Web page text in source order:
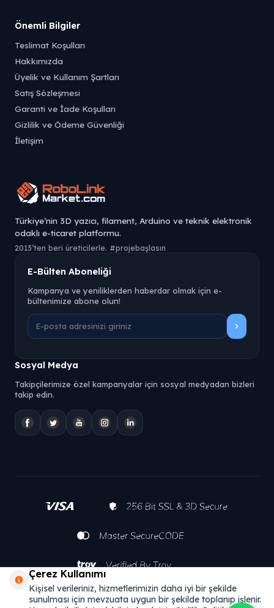
Önemli Bilgiler
Teslimat Koşulları
Hakkımızda
Üyelik ve Kullanım Şartları
Satış Sözleşmesi
Garanti ve İade Koşulları
Gizlilik ve Ödeme Güvenliği
İletişim
Türkiye’nin 3D yazıcı, filament, Arduino ve teknik elektronik
odaklı e-ticaret platformu.
2013’ten beri üreticilerle. #projebaşlasın
E-Bülten Aboneliği
Kampanya ve yeniliklerden haberdar olmak için e-
bültenimize abone olun!
Sosyal Medya
Takipçilerimize özel kampanyalar için sosyal medyadan bizleri
takip edin.
Çerez Kullanımı
Kişisel verileriniz, hizmetlerimizin daha iyi bir şekilde
sunulması için mevzuata uygun bir şekilde toplanıp işlenir.